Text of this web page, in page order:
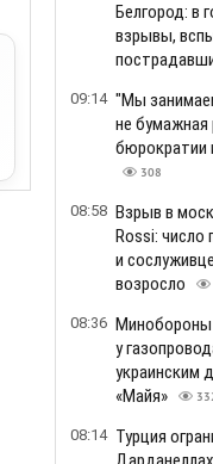
Белгород: в
взрывы,
09:14 "Мы
не бумажная
бюрократии
308
08:58 Взрыв в
Rossi: число
и
возросло
08:36 Минобороны
у
украинским
«Майя»
08:14 Турция